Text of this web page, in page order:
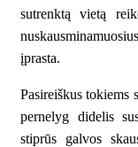
sutrenktą vietą
įprasta.
Pasireiškus tokiems
pernelyg didelis
stiprūs galvos